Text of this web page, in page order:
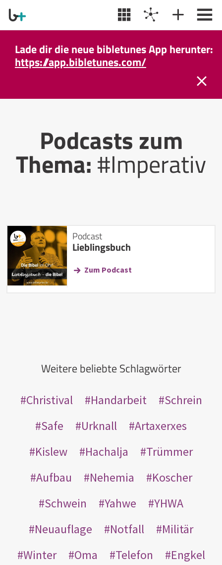
Lade dir die neue bibletunes App herunter:
https://app.bibletunes.com/
Podcasts zum
Thema:#Imperativ
Podcast
Lieblingsbuch
Zum Podcast
Weitere beliebte Schlagwörter
Christival Handarbeit
Schrein
Safe
Urknall
Artaxerxes
Kislew
Hachalja
Trümmer
Aufbau
Nehemia
Koscher
Schwein
Yahwe
YHWA
Neuauflage
Notfall
Militär
Winter
Oma Telefon
Engkel